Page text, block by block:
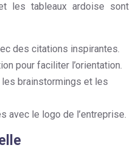
les tableaux ardoise sont
des citations inspirantes.
pour faciliter l’orientation.
brainstormings et les
avec le logo de l’entreprise.